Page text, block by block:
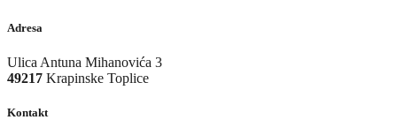
Adresa
Ulica Antuna Mihanovića 3
49217 Krapinske Toplice
Kontakt